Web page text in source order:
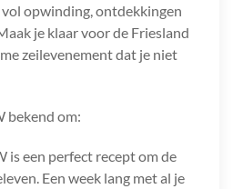
opwinding, ontdekkingen
je klaar voor de Friesland
zeilevenement dat je niet
bekend om:
is een perfect recept om de
Een week lang met al je